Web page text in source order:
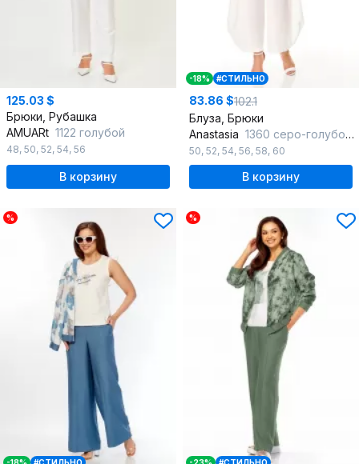
125.03 $
Брюки, Рубашка
AMUARt 1122 голубой
48, 50, 52, 54, 56
В корзину
-18% #СТИЛЬНО
83.86 $102.1
Блуза, Брюки
Anastasia 1360 серо-голубой+белый
50, 52, 54, 56, 58, 60
В корзину
% %